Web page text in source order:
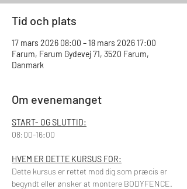
Tid och plats
17 mars 2026 08:00 – 18 mars 2026 17:00
Farum, Farum Gydevej 71, 3520 Farum,
Danmark
Om evenemanget
START- OG SLUTTID:
08:00-16:00
HVEM ER DETTE KURSUS FOR:
Dette kursus er rettet mod dig som præcis er
begyndt eller ønsker at montere BODYFENCE.